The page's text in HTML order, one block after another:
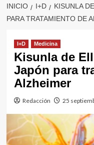
INICIO I+D
KISUNLA
PARA TRATAMIENTO DE
I+D Medicina
Kisunla de
Japón para
Alzheimer
Redacción 25